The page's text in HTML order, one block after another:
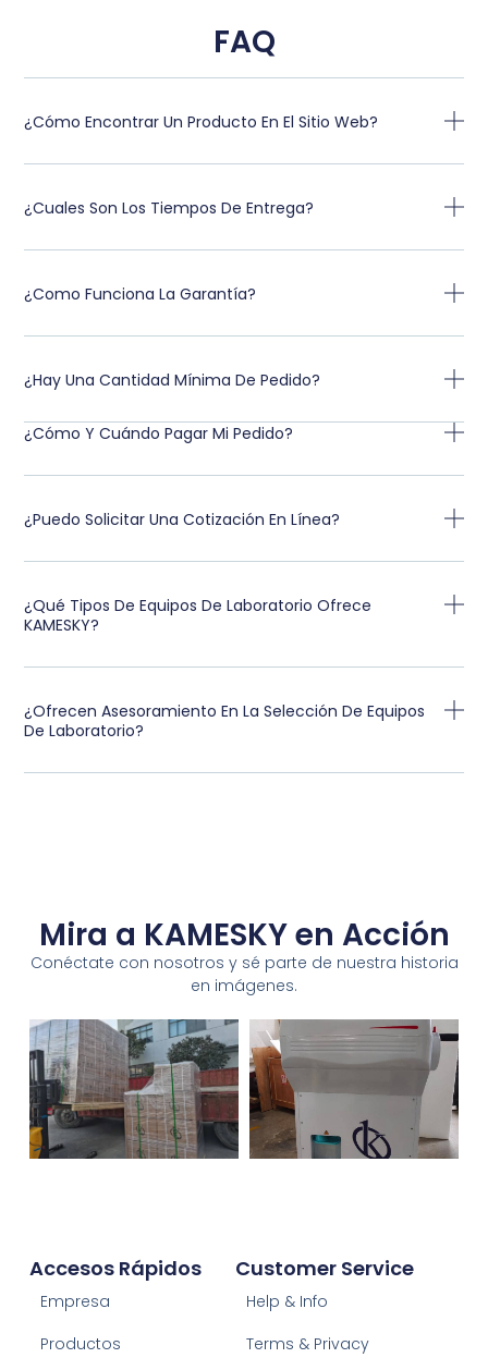
FAQ
¿Cómo Encontrar Un Producto En El Sitio Web?
¿Cuales Son Los Tiempos De Entrega?
¿Como Funciona La Garantía?
¿Hay Una Cantidad Mínima De Pedido?
¿Cómo Y Cuándo Pagar Mi Pedido?
¿Puedo Solicitar Una Cotización En Línea?
¿Qué Tipos De Equipos De Laboratorio Ofrece
KAMESKY?
¿Ofrecen Asesoramiento En La Selección De Equipos
De Laboratorio?
Mira a KAMESKY en Acción
Conéctate con nosotros y sé parte de nuestra historia
en imágenes.
Customer Service
Help & Info
Terms & Privacy
Accesos Rápidos
Empresa
Productos